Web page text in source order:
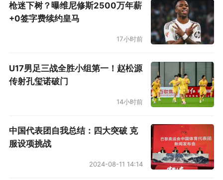
枪迷下树？曝维尼修斯2500万年薪
+0签字费续约皇马
17小时前
U17男足三战全胜小组第一！赵松源
传射孔玺诺破门
14小时前
中国代表团自我总结：四大突破 克
服设项挑战
2024-08-11 14:14